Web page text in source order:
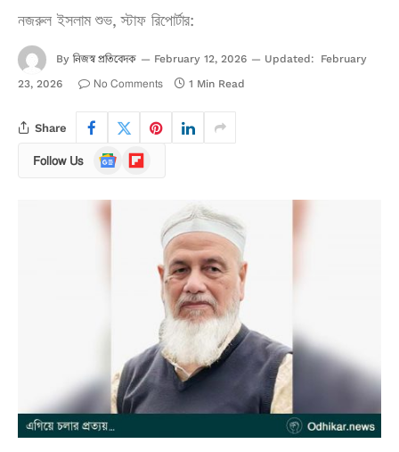
নজরুল ইসলাম শুভ, স্টাফ রিপোর্টার:
By নিজস্ব প্রতিবেদক February 12, 2026 Updated:
February
23, 2026
No Comments 1 Min Read
Share
Follow Us
Google
News
Flipboard